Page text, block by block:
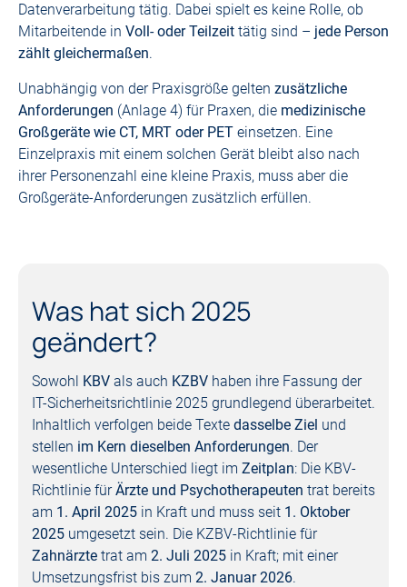
Datenverarbeitung tätig. Dabei spielt es keine Rolle, ob
Mitarbeitende in Voll- oder Teilzeit tätig sind – jede Person
zählt gleichermaßen.
Unabhängig von der Praxisgröße gelten zusätzliche
Anforderungen (Anlage 4) für Praxen, die medizinische
Großgeräte wie CT, MRT oder PET einsetzen. Eine
Einzelpraxis mit einem solchen Gerät bleibt also nach
ihrer Personenzahl eine kleine Praxis, muss aber die
Großgeräte-Anforderungen zusätzlich erfüllen.
Was hat sich 2025
geändert?
Sowohl KBV als auch KZBV haben ihre Fassung der
IT-Sicherheitsrichtlinie 2025 grundlegend überarbeitet.
Inhaltlich verfolgen beide Texte dasselbe Ziel und
stellen im Kern dieselben Anforderungen. Der
wesentliche Unterschied liegt im Zeitplan: Die KBV-
Richtlinie fürÄrzte und Psychotherapeuten trat bereits
am 1. April 2025 in Kraft und muss seit 1. Oktober
2025 umgesetzt sein. Die KZBV-Richtlinie für
Zahnärzte trat am 2. Juli 2025 in Kraft; mit einer
Umsetzungsfrist bis zum 2. Januar 2026.